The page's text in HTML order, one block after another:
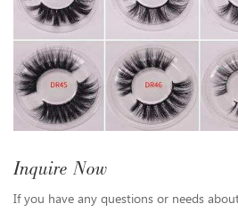
Inquire Now
If you have any questions or needs